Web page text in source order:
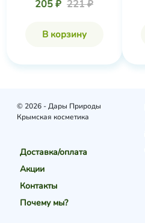
205 ₽ 221 ₽
В корзину
© 2026 - Дары Природы
Крымская косметика
Доставка/оплата
Акции
Контакты
Почему мы?